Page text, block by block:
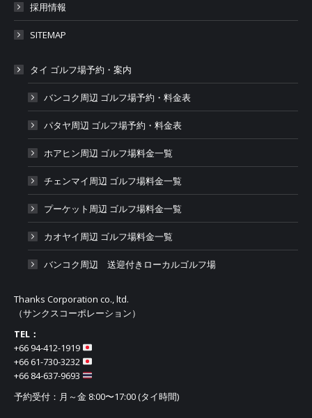
採用情報
SITEMAP
タイ ゴルフ場予約・案内
バンコク周辺 ゴルフ場予約・料金表
パタヤ周辺 ゴルフ場予約・料金表
ホアヒン周辺 ゴルフ場料金一覧
チェンマイ周辺 ゴルフ場料金一覧
プーケット周辺 ゴルフ場料金一覧
カオヤイ周辺 ゴルフ場料金一覧
バンコク周辺 送迎付きローカルゴルフ場
Thanks Corporation co., ltd.
（サンクスコーポレーション）
TEL：
+66 94-412-1919​
+66 61-730-3232
+66 84-637-9693
予約受付：月～金 8:00〜17:00 (タイ時間)